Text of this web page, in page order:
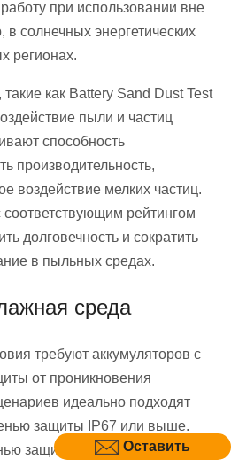
при использовании вне
солнечных энергетических
регионах.
как Battery Sand Dust Test
пыли и частиц
способность
производительность,
воздействие мелких частиц.
рейтингом
долговечность и сократить
в пыльных средах.
среда
требуют аккумуляторов с
от проникновения
идеально подходят
защиты IP67 или выше.
защиты IP67 можетОставить